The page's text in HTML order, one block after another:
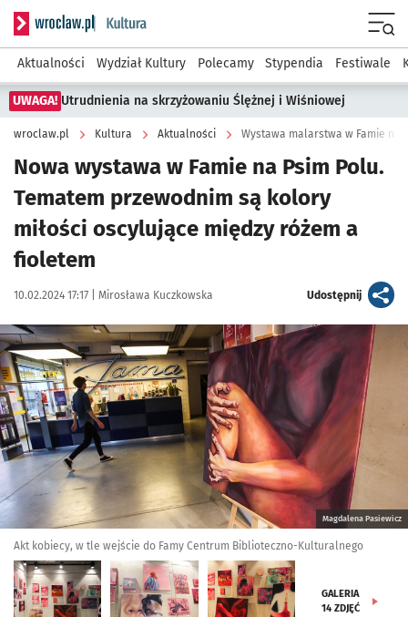
Serwis informacyjny wroclaw.pl podserwis: Kultura
Aktualności Wydział Kultury Polecamy Stypendia Festiwale
UWAGA! Utrudnienia na skrzyżowaniu Ślężnej i Wiśniowej
wroclaw.pl Kultura Aktualności Wystawa malarstwa w Famie na
Nowa wystawa w Famie na Psim Polu.
Tematem przewodnim są kolory
miłości oscylujące między różem a
fioletem
Data publikacji:
10.02.2024 17:17 | Autor:
Mirosława Kuczkowska Udostępnijartykuł
Kliknij, aby zobaczyć galerię
Magdalena Pasiewicz
Akt kobiecy, w tle wejście do Famy Centrum Biblioteczno-Kulturalnego
GALERIA
14 ZDJĘĆ